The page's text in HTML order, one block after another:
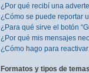
¿Por qué recibí una
¿Cómo se puede reportar
¿Para qué sirve el botón
¿Por qué mis mensajes
¿Cómo hago para
Formatos y tipos de temas